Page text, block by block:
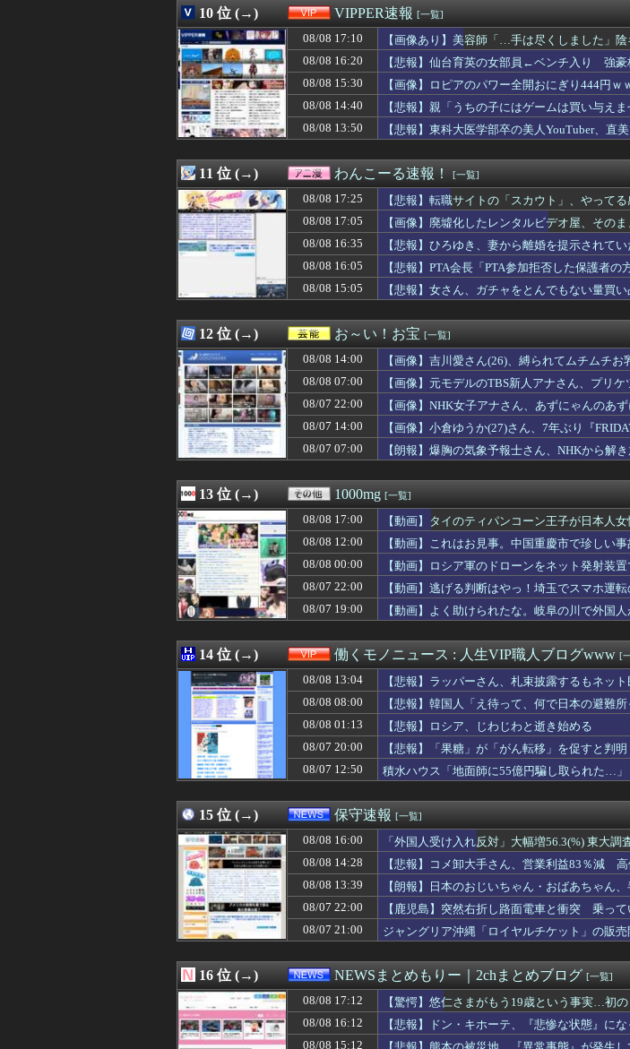
08/08 16:41
【動画】役満ボディ・岡田紗佳(32)、渾身のあたシコダンス
08/08 16:41
【衝撃】マツコ、バスタオルを「まあ、1週間…」使うと告
08/08 16:40
ドイツ、熱中症で10,000人以上死亡、ほとんどが高齢者で若
08/08 16:40
【悲報】ワンダンス作者「手書きでダンスアニメ描いてみ
08/08 16:40
久保史緒里ちゃんと内村さんがネットミーム化ｗ【元乃木坂
08/08 16:39
義弟嫁「先生の資格あるなら子どもを教えて！」私「何度も
08/08 16:39
”サ終” 相次ぐスマホゲーム、倒産も急増 過去最多ペース
08/08 16:39
最近の若手社員は何故かコレを嫌がるらしい
08/08 16:39
高市首相が経歴詐称していると確信した某映画評論家、「
08/08 16:38
【悲報】ﾈｯﾄ民「正規ディーラーで車検を頼んだら担当整備
08/08 16:37
5号機の時って、面白いA+ART機がたくさんあって楽しかっ
08/08 16:36
【速報】長友が現役続投へ！J1初優勝のためFC東京と再契約
08/08 16:36
友人に引っ越し先を教えずにいたら「私とこの先一生会う
08/08 16:35
【悲報】ひろゆき、妻から離婚を提示されていたｗｗｗｗ
08/08 16:35
【悲報】プロゲーマーさん、加藤純一信者を怒らせてしまっ
【悲報】高校生、残酷な「社会の縮図」を文化祭の出し物
私の地元は治安が悪く、弱いものいじめや犯罪を楽しみなが
08/08 16:34
【朗報】冨安健洋、クリスタルパレス加入決定！背番号17
08/08 16:33
道路に飛び出してきた子供を避けたら対向車と正面衝突した
08/08 16:32
【動画】パチンコ店の女店員さん、パンツが見えそうな危な
08/08 16:31
【悲報】ヒコロヒー コンビニで割引おにぎりは〝絶対買わ
08/08 16:31
蓮舫議員「蓮舫だから叩いていい、との報道に何度も向き合
08/08 16:31
【ウマ娘】レース後半のこの動き、スティルの挙動がやばす
08/08 16:31
開示請求が届いた…
08/08 16:30
ホームレスの数、20年ちょいで90％減少・・・・・
08/08 16:30
『The Duskbloods』ネットワークテストに沢山のご応募をい
08/08 16:30
文字が全ての鍵を握る、シン・テキストアドベンチャー『文
08/08 16:29
不義の子を妊娠したコトメが出戻り。ウトメ「この子はあな
08/08 16:29
【朗報】原作者・尾田栄一郎「ワンピヒロインズ娘に見せ
08/08 16:29
軽自動車に”軽油”を入れちゃ絶対ダメ～！ セルフスタンドで
08/08 16:29
【巨人対ヤクルト18回戦】巨人・浦田、3回裏1アウト満塁か
08/08 16:28
【悲報】ワンピースの原作者、尾田栄一郎先生51歳「あ、
08/08 16:26
山口ホームラン狙いすぎて悪い癖出ちゃってない？
08/08 16:25
ヘンタイがいたんだけど兄貴じゃないよね
08/08 16:25
ああ…ついに20年目でビルトインガスコンロの火がつかなく
08/08 16:25
【画像】Jリーグ開幕戦が史上最多来場者数！2試合の試合結
08/08 16:25
【悲報】生挿入にビビってる女多すぎだろｗｗｗｗｗｗｗｗ
08/08 16:25
チェンソーマン2部のこのキャラ何だったの…？ 何を伝えた
08/08 16:25
当然4強もだろ 〜 日本人主審も該当か 韓国サッカー協会
08/08 16:24
【ジエンゴ】巨人、3回裏1アウト満塁から竹丸が押し出し
08/08 16:22
【悲報】韓国サッカー協会に性接待疑惑、「Jリーグの審判
08/08 16:21
MDL｢秋葉原店オープン記念！キーボード900台･マウス100
08/08 16:20
【悲報】仙台育英の女部員←ベンチ入り 強豪校のジャガ
08/08 16:19
【エヴァンゲリオン】ロボ道「エヴァンゲリオン弐号機（TV
08/08 16:19
大谷ドジャースがサヨナラ負けで7連敗！←「佐々木朗希に
08/08 16:18
【衝撃】移民さんの価値、発表されるｗｗｗｗｗ(※画像あ
08/08 16:16
【悲報】米卸・木徳神糧、経常利益が前年同期比84.1％減に
10 位 (→) VIPPER速報 [一覧]
08/08 17:10
【画像あり】美容師「…手は尽くしました」
08/08 16:20
【悲報】仙台育英の女部員←ベンチ入り 強
08/08 15:30
【画像】ロピアのパワー全開おにぎり444円ｗ
08/08 14:40
【悲報】親「うちの子にはゲームは買い与え
08/08 13:50
【悲報】東科大医学部卒の美人YouTuber、直
11 位 (→) わんこーる速報！ [一覧]
08/08 17:25
【悲報】転職サイトの「スカウト」、やって
08/08 17:05
【画像】廃墟化したレンタルビデオ屋、その
08/08 16:35
【悲報】ひろゆき、妻から離婚を提示されて
08/08 16:05
【悲報】PTA会長「PTA参加拒否した保護者の
08/08 15:05
【悲報】女さん、ガチャをとんでもない量買
12 位 (→) お～い！お宝 [一覧]
08/08 14:00
【画像】吉川愛さん(26)、縛られてムチムチお
08/08 07:00
【画像】元モデルのTBS新人アナさん、プリケ
08/07 22:00
【画像】NHK女子アナさん、あずにゃんのあ
08/07 14:00
【画像】小倉ゆうか(27)さん、7年ぶり『
08/07 07:00
【朗報】爆胸の気象予報士さん、NHKから解
13 位 (→) 1000mg [一覧]
08/08 17:00
【動画】タイのティパンコーン王子が日本人
08/08 12:00
【動画】これはお見事。中国重慶市で珍しい事
08/08 00:00
【動画】ロシア軍のドローンをネット発射装
08/07 22:00
【動画】逃げる判断はやっ！埼玉でスマホ運
08/07 19:00
【動画】よく助けられたな。岐阜の川で外国人
14 位 (→) 働くモノニュース : 人生VIP職人ブログwww [
08/08 13:04
【悲報】ラッパーさん、札束披露するもネッ
08/08 08:00
【悲報】韓国人「え待って、何で日本の避難
08/08 01:13
【悲報】ロシア、じわじわと逝き始める
08/07 20:00
【悲報】「果糖」が「がん転移」を促すと判明
08/07 12:50
積水ハウス「地面師に55億円騙し取られた…
15 位 (→) 保守速報 [一覧]
08/08 16:00
「外国人受け入れ反対」大幅増56.3(%) 東大
08/08 14:28
【悲報】コメ卸大手さん、営業利益83％減
08/08 13:39
【朗報】日本のおじいちゃん・おばあちゃん
08/07 22:00
【鹿児島】突然右折し路面電車と衝突 乗っ
08/07 21:00
ジャングリア沖縄「ロイヤルチケット」の販
16 位 (→) NEWSまとめもりー｜2chまとめブログ [一覧]
08/08 17:12
【驚愕】悠仁さまがもう19歳という事実…初
08/08 16:12
【悲報】ドン・キホーテ、『悲惨な状態』に
08/08 15:12